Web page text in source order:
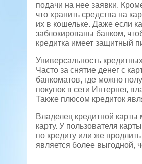
подачи на нее заявки.
что хранить средства на
их в кошельке. Даже если
заблокированы банком,
кредитка имеет защитный
Универсальность
Часто за снятие денег с
банкоматов, где можно
покупок в сети Интернет,
Также плюсом кредиток
Владелец кредитной
карту. У пользователя
по кредиту или же
является более выгодной,